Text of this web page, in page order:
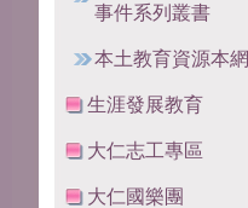
事件系列叢書
本土教育資源本網
生涯發展教育
大仁志工專區
大仁國樂團